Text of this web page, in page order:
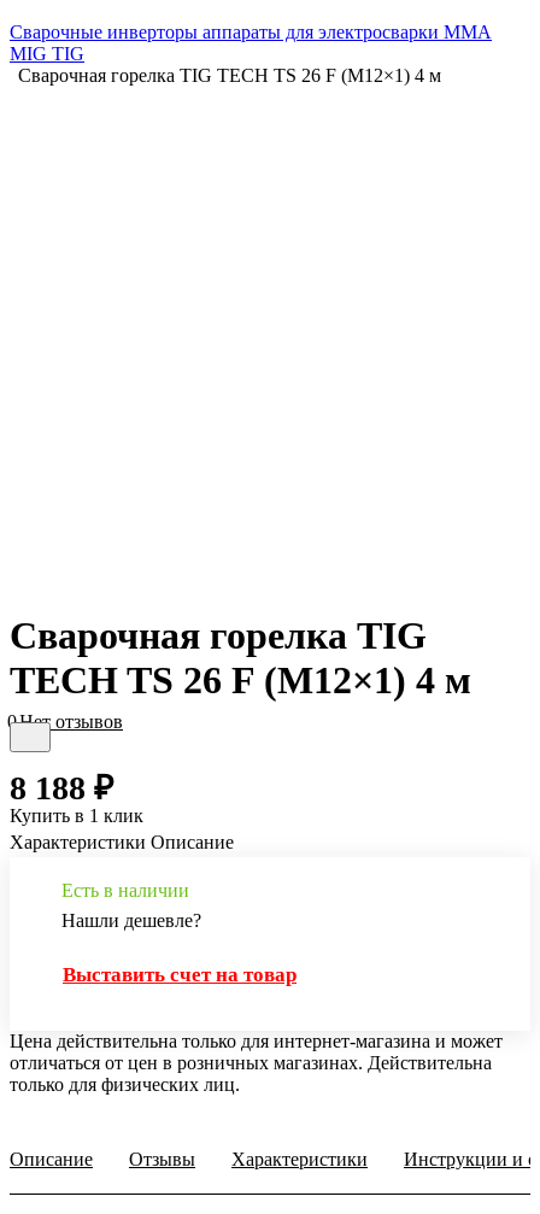
Сварочные инверторы аппараты для электросварки MMA
MIG TIG
Сварочная горелка TIG TECH TS 26 F (M12×1) 4 м
Сварочная горелка TIG
TECH TS 26 F (M12×1) 4 м
0Нет отзывов
8 188 ₽
Купить в 1 клик
Характеристики Описание
Есть в наличии
Нашли дешевле?
Выставить счет на товар
Цена действительна только для интернет-магазина и может
отличаться от цен в розничных магазинах. Действительна
только для физических лиц.
Описание Отзывы Характеристики Инструкции и